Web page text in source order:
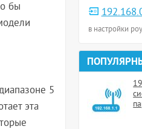
бы
5
эта
в настройки